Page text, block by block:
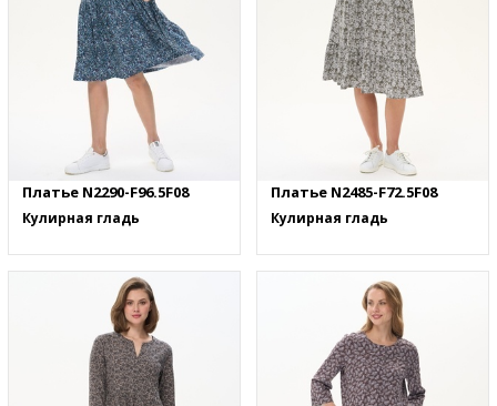
Платье N2290-F96.5F08
Кулирная гладь
Платье N2485-F72.5F08
Кулирная гладь